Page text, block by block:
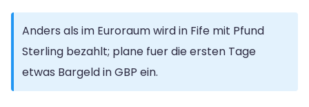
Anders als im Euroraum wird in Fife mit Pfund
Sterling bezahlt; plane fuer die ersten Tage
etwas Bargeld in GBP ein.